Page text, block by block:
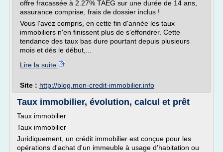
offre fracassée à 2.27% TAEG sur une durée de 14 ans,
assurance comprise, frais de dossier inclus !
Vous l'avez compris, en cette fin d'année les taux
immobiliers n'en finissent plus de s'effondrer. Cette
tendance des taux bas dure pourtant depuis plusieurs
mois et dés le début,...
Lire la suite
Site : http://blog.mon-credit-immobilier.info
Taux immobilier, évolution, calcul et prêt
Taux immobilier
Taux immobilier
Juridiquement, un crédit immobilier est conçue pour les
opérations d'achat d'un immeuble à usage d'habitation ou